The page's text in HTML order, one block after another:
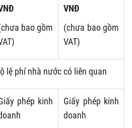
bao gồm
VNĐ
(chưa bao gồm
VAT)
lệ phí nhà nước có liên quan
phép kinh
Giấy phép kinh
doanh